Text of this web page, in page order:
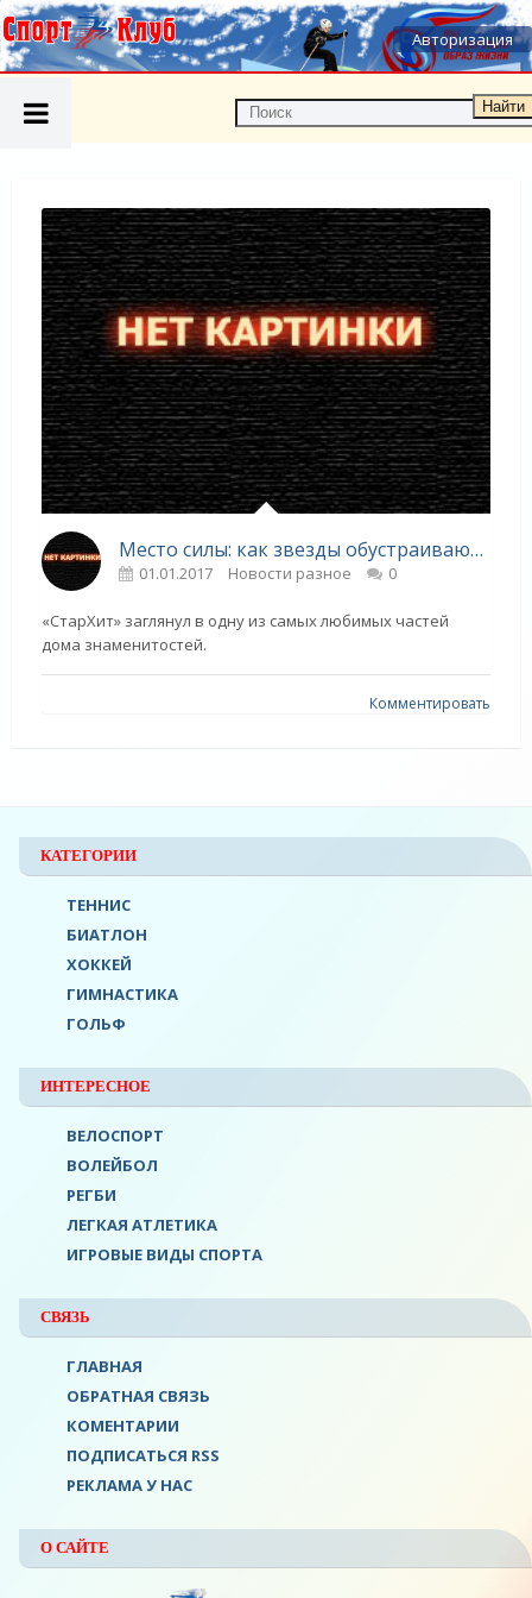
Авторизация
Найти
Место силы: как звезды обустраивают свои кухни - «Новости»
01.01.2017 Новости разное 0
«СтарХит» заглянул в одну из самых любимых частей
дома знаменитостей.
Комментировать
КАТЕГОРИИ
ТЕННИС
БИАТЛОН
ХОККЕЙ
ГИМНАСТИКА
ГОЛЬФ
ИНТЕРЕСНОЕ
ВЕЛОСПОРТ
ВОЛЕЙБОЛ
РЕГБИ
ЛЕГКАЯ АТЛЕТИКА
ИГРОВЫЕ ВИДЫ СПОРТА
СВЯЗЬ
ГЛАВНАЯ
ОБРАТНАЯ СВЯЗЬ
КОМЕНТАРИИ
ПОДПИСАТЬСЯ RSS
РЕКЛАМА У НАС
О САЙТЕ